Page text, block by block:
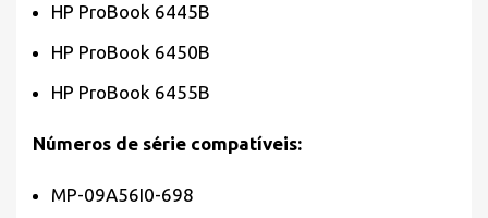
HP ProBook 6445B
HP ProBook 6450B
HP ProBook 6455B
Números de série compatíveis:
MP-09A56I0-698